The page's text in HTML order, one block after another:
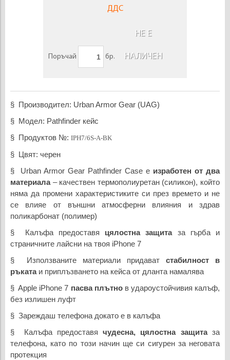
ДДС
Поръчай бр.
НЕ Е
НАЛИЧЕН
§ Производител: Urban Armor Gear (UAG)
§ Модел: Pathfinder кейс
§ Продуктов №: IPH7/6S-A-BK
§ Цвят: черен
§ Urban Armor Gear Pathfinder Case е изработен от два
материала– качествен термополиуретан (силикон), който
няма да промени характеристиките си през времето и не
се влияе от външни атмосферни влияния и здрав
поликарбонат (полимер)
§ Калъфа предоставя цялостна защитаза гърба и
страничните лайсни на твоя iPhone 7
§ Използваните материали придават стабилност в
ръкатаи приплъзването на кейса от дланта намалява
§ Apple iPhone 7 пасва плътнов удароустойчивия калъф,
без излишен луфт
§ Зареждаш телефона докато е в калъфа
§ Калъфа предоставячудесна, цялостна защитаза
телефона, като по този начин ще си сигурен за неговата
протекция